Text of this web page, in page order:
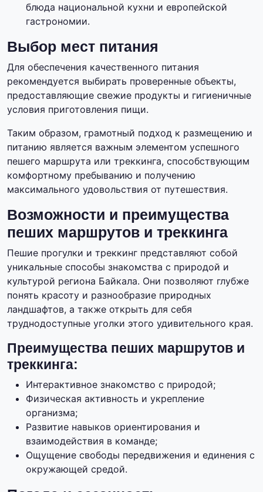
блюда национальной кухни и европейской
гастрономии.
Выбор мест питания
Для обеспечения качественного питания
рекомендуется выбирать проверенные объекты,
предоставляющие свежие продукты и гигиеничные
условия приготовления пищи.
Таким образом, грамотный подход к размещению и
питанию является важным элементом успешного
пешего маршрута или треккинга, способствующим
комфортному пребыванию и получению
максимального удовольствия от путешествия.
Возможности и преимущества
пеших маршрутов и треккинга
Пешие прогулки и треккинг представляют собой
уникальные способы знакомства с природой и
культурой региона Байкала. Они позволяют глубже
понять красоту и разнообразие природных
ландшафтов, а также открыть для себя
труднодоступные уголки этого удивительного края.
Преимущества пеших маршрутов и
треккинга:
Интерактивное знакомство с природой;
Физическая активность и укрепление
организма;
Развитие навыков ориентирования и
взаимодействия в команде;
Ощущение свободы передвижения и единения с
окружающей средой.